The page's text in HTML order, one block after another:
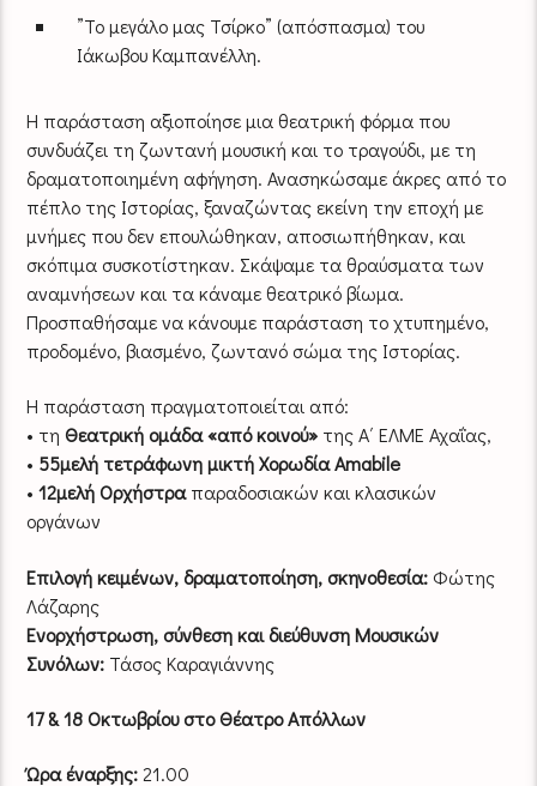
”Το μεγάλο μας Τσίρκο” (απόσπασμα) του
Ιάκωβου Καμπανέλλη.
Η παράσταση αξιοποίησε μια θεατρική φόρμα που
συνδυάζει τη ζωντανή μουσική και το τραγούδι, με τη
δραματοποιημένη αφήγηση. Ανασηκώσαμε άκρες από το
πέπλο της Ιστορίας, ξαναζώντας εκείνη την εποχή με
μνήμες που δεν επουλώθηκαν, αποσιωπήθηκαν, και
σκόπιμα συσκοτίστηκαν. Σκάψαμε τα θραύσματα των
αναμνήσεων και τα κάναμε θεατρικό βίωμα.
Προσπαθήσαμε να κάνουμε παράσταση το χτυπημένο,
προδομένο, βιασμένο, ζωντανό σώμα της Ιστορίας.
Η παράσταση πραγματοποιείται από:
• τηΘεατρική ομάδα «από κοινού» της Α΄ ΕΛΜΕ Αχαΐας,
• 55μελή τετράφωνη μικτή Χορωδία Amabile
•12μελή Ορχήστραπαραδοσιακών και κλασικών
οργάνων
Επιλογή κειμένων, δραματοποίηση, σκηνοθεσία:Φώτης
Λάζαρης
Ενορχήστρωση, σύνθεση και διεύθυνσηΜουσικών
Συνόλων: Τάσος Καραγιάννης
17 & 18 Οκτωβρίου στο Θέατρο Απόλλων
Ώρα έναρξης:21.00